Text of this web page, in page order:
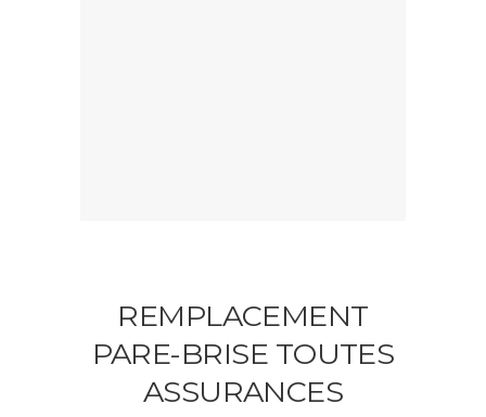
REMPLACEMENT
PARE-BRISE TOUTES
ASSURANCES